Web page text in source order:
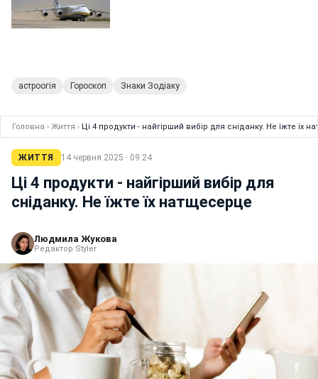
астроогія Гороскоп Знаки Зодіаку
Головна › Життя › Ці 4 продукти - найгірший вибір для сніданку. Не їжте їх
ЖИТТЯ 14 червня 2025 · 09:24
Ці 4 продукти - найгірший вибір для
сніданку. Не їжте їх натщесерце
Людмила Жукова
Редактор Styler